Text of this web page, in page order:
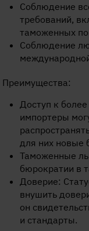
Соблюдение
требований,
таможенных
Соблюдение
Преимущества:
Доступ к
импортеры
для них новые
Таможенные
бюрократии в
Доверие:
внушить
он
и стандарты.